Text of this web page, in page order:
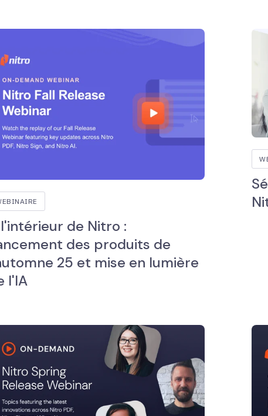
de Nitro :
des produits de
25 et mise en lumière
l'IA